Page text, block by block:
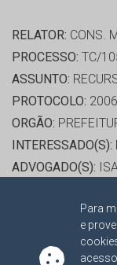
Para
e
RELATOR: CONS.
PROCESSO: TC/
ASSUNTO:
PROTOCOLO:
ORGÃO:
INTERESSADO(S):
ADVOGADO(S):
CONS.
PROCESSO:
TC/